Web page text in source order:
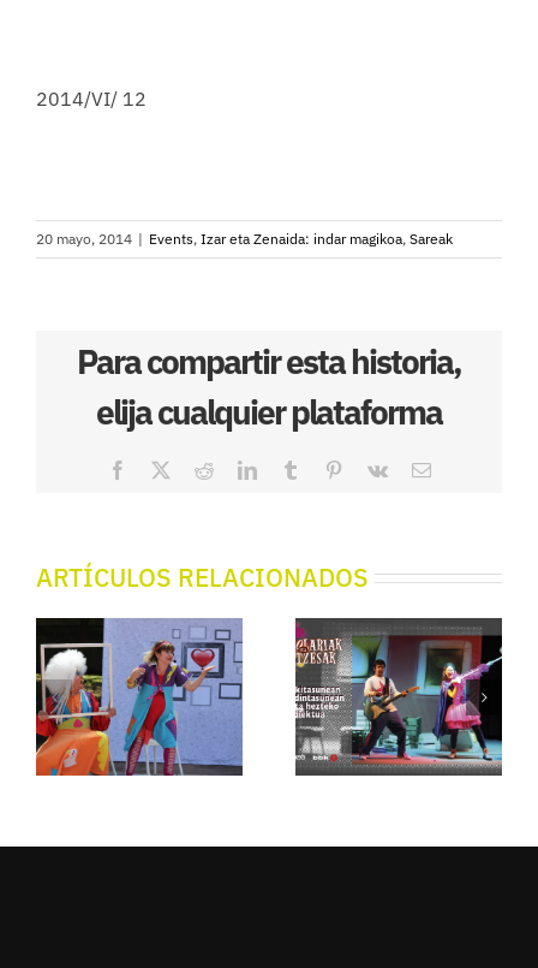
2014/VI/ 12
20 mayo, 2014 | Events, Izar eta Zenaida: indar magikoa, Sareak
Para compartir esta historia,
elija cualquier plataforma
Facebook RedditLinkedInTumblr Pinterest
Vk
Correo
ARTÍCULOS RELACIONADOS
Futbolariak
eta
Printzesak
Mari eta
Gaileta
Fabrika –